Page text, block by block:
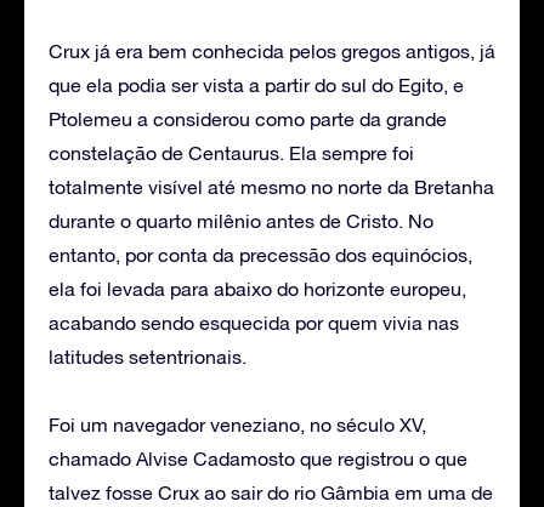
Crux já era bem conhecida pelos gregos antigos, já
que ela podia ser vista a partir do sul do Egito, e
Ptolemeu a considerou como parte da grande
constelação de Centaurus. Ela sempre foi
totalmente visível até mesmo no norte da Bretanha
durante o quarto milênio antes de Cristo. No
entanto, por conta da precessão dos equinócios,
ela foi levada para abaixo do horizonte europeu,
acabando sendo esquecida por quem vivia nas
latitudes setentrionais.
Foi um navegador veneziano, no século XV,
chamado Alvise Cadamosto que registrou o que
talvez fosse Crux ao sair do rio Gâmbia em uma de